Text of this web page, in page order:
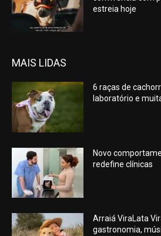
estreia hoje
MAIS LIDAS
6 raças de
laboratório e
Novo
redefine clínicas
Arraiá ViraLata
gastronomia,